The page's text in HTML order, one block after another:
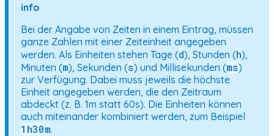
info
Bei der Angabe von Zeiten in einem Eintrag, müssen
ganze Zahlen mit einer Zeiteinheit angegeben
werden. Als Einheiten stehen Tage (d), Stunden (h),
Minuten (m), Sekunden (s) und Millisekunden (ms)
zur Verfügung. Dabei muss jeweils die höchste
Einheit angegeben werden, die den Zeitraum
abdeckt (z. B. 1m statt 60s). Die Einheiten können
auch miteinander kombiniert werden, zum Beispiel
1h30m.